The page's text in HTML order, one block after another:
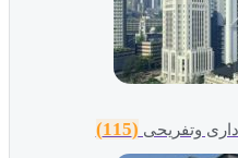
وتفریحی (115)